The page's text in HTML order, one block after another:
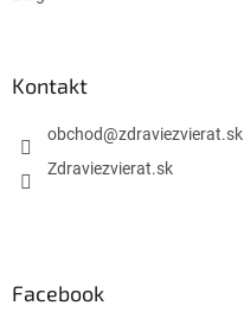
Kontakt
obchod@zdraviezvierat.sk
Zdraviezvierat.sk
Facebook